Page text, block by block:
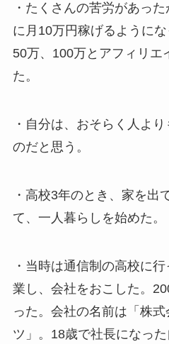
・たくさんの苦労があっ
に月10万円稼げるようにな
50万、100万とアフィリエ
た。
・自分は、おそらく人よ
のだと思う。
・高校3年のとき、家を出
て、一人暮らしを始めた。
・当時は通信制の高校に
業し、会社をおこした。
った。会社の名前は「株
ツ」。18歳で社長になっ